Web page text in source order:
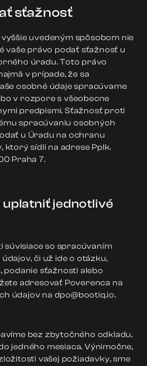
sťažnosť
uvedeným spôsobom nie
vaše právo podať sťažnosť u
úradu. Toto právo
v prípade, že sa
osobné údaje spracúvame
v rozpore s všeobecne
predpismi. Sťažnosť proti
spracúvaniu osobných
u Úradu na ochranu
ktorý sídli na adrese Pplk.
Praha 7.
uplatniť jednotlivé
súvisiace so spracúvaním
či už ide o otázku,
podanie sťažnosti alebo
adresovať Poverenca na
údajov na dpo@bootiq.io.
bez zbytočného odkladu,
jedného mesiaca. Výnimočne,
vašej požiadavky, sme